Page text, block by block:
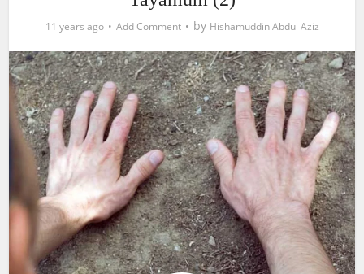
11 years ago Add Comment by Hishamuddin Abdul Aziz